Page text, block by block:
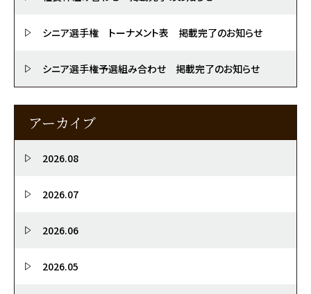
シニア選手権 トーナメント表 掲載完了のお知らせ
シニア選手権予選組み合わせ 掲載完了のお知らせ
アーカイブ
2026.08
2026.07
2026.06
2026.05